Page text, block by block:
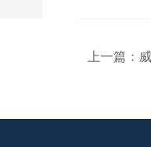
上一篇：